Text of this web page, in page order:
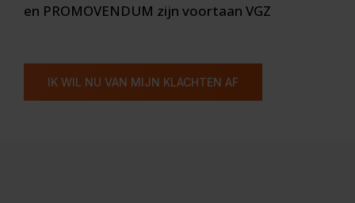
en PROMOVENDUM zijn voortaan VGZ
IK WIL NU VAN MIJN KLACHTEN AF